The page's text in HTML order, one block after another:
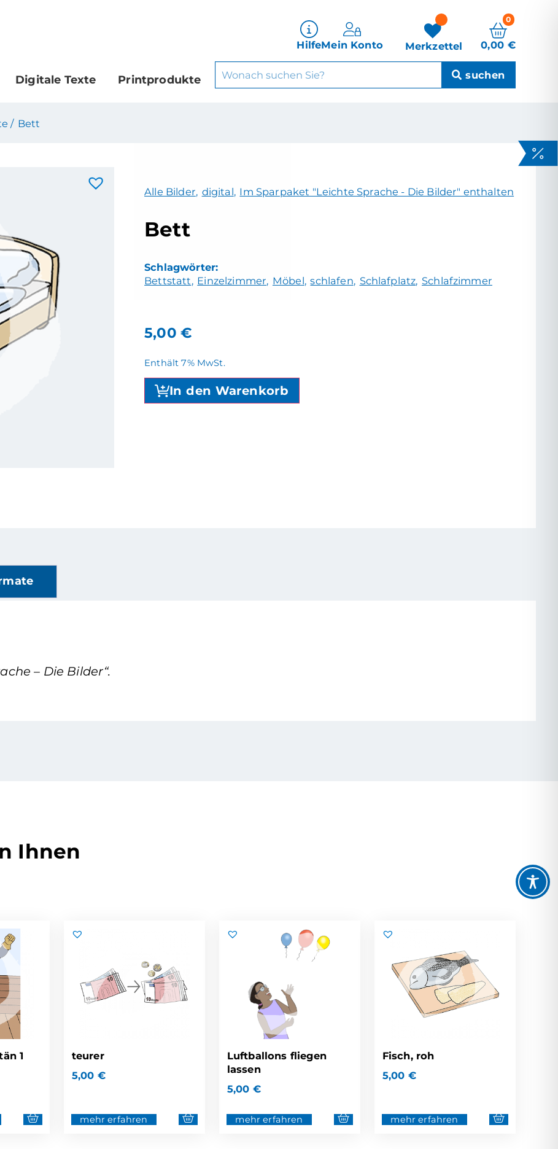
HilfeMein Konto Merkzettel 0,00 €
0
Digitale Texte Printprodukte
/ Bett
Alle Bilder, digital, Im Sparpaket "Leichte Sprache - Die Bilder" enthalten
Bett
Bettstatt Einzelzimmer Möbel schlafen Schlafplatz Schlafzimmer
5,00 €
Enthält 7% MwSt.
In den Warenkorb
– Die Bilder“.
Ihnen
1
teurer
5,00 €
mehr erfahren
Luftballons fliegen
lassen
5,00 €
mehr erfahren
Fisch, roh
5,00 €
mehr erfahren